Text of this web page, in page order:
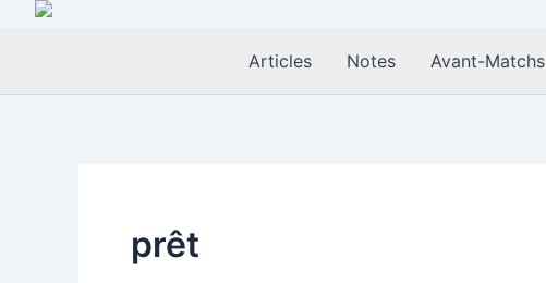
Aller
Articles Notes Avant-Matchs
prêt